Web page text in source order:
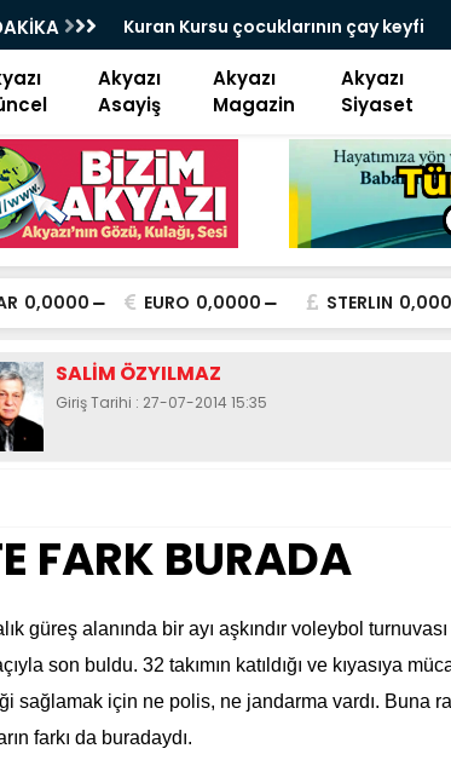
Saadet Partisi Akyazı İlçe başkanı
yemektir”
Akyazı
Asayiş
Akyazı
Magazin
Akyazı
Siyaset
0,0000 EURO 0,0000 STERLIN
SALİM ÖZYILMAZ
Giriş Tarihi : 27-07-2014 15:35
FARK BURADA
güreş alanında bir ayı aşkındır voleybol
son buldu. 32 takımın katıldığı ve kıyasıya
sağlamak için ne polis, ne jandarma vardı. Buna
farkı da buradaydı.